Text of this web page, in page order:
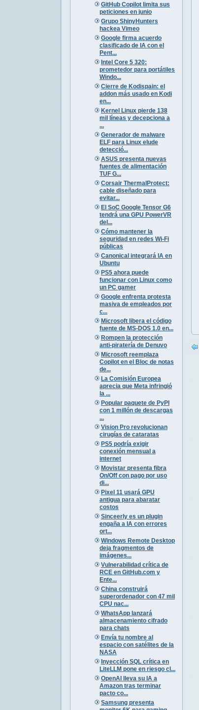
GitHub Copilot limita sus
peticiones en junio
Grupo ShinyHunters
hackea Vimeo
Google firma acuerdo
clasificado de IA con el
Pent...
Intel Core 5 320:
prometedor para portátiles
Windo...
Cierre de Kodispain: el
addon más usado en Kodi
en...
Kernel Linux pierde 138
mil líneas y decepciona a
...
Generador de malware
ELF para Linux elude
detecció...
ASUS presenta nuevas
fuentes de alimentación
TUF G...
Corsair ThermalProtect:
cable diseñado para
evitar...
El SoC Google Tensor G6
tendrá una GPU PowerVR
del...
Cómo mantener la
seguridad en redes Wi-Fi
públicas
Canonical integrará IA en
Ubuntu
PS5 ahora puede
funcionar con Linux como
un PC gamer
Google enfrenta protesta
masiva de empleados por
c...
Microsoft libera el código
fuente de MS-DOS 1.0 en...
Rompen la protección
anti-piratería de Denuvo
Microsoft reemplaza
Copilot en el Bloc de notas
de...
La Comisión Europea
aprecia que Meta infringió
la ...
Popular paquete de PyPI
con 1 millón de descargas
...
Vision Pro revolucionan
cirugías de cataratas
PS5 podría exigir
conexión mensual a
internet
Movistar presenta fibra
On/Off con pago por uso
di...
Pixel 11 usará GPU
antigua para abaratar
costos
Sinceerly es un plugin
engaña a IA con errores
ort...
Windows Remote Desktop
deja fragmentos de
imágenes...
Vulnerabilidad crítica de
RCE en GitHub.com y
Ente...
China construirá
superordenador con 47 mil
CPU nac...
WhatsApp lanzará
almacenamiento cifrado
para chats
Envía tu nombre al
espacio con satélites de la
NASA
Inyección SQL crítica en
LiteLLM pone en riesgo cl...
OpenAI lleva su IA a
Amazon tras terminar
pacto co...
Samsung presenta